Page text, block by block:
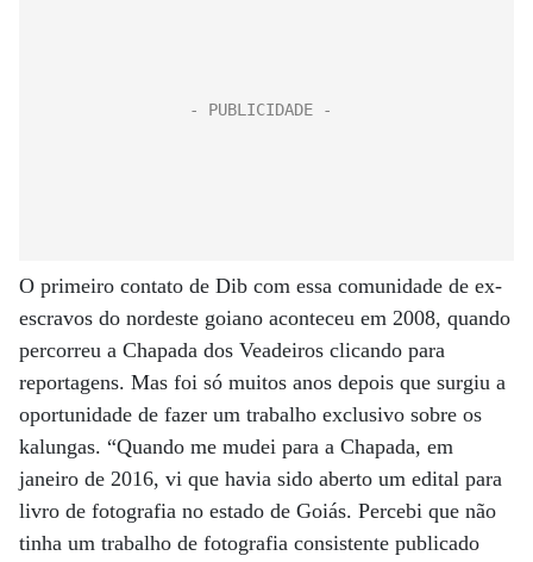
O primeiro contato de Dib com essa comunidade de ex-
escravos do nordeste goiano aconteceu em 2008, quando
percorreu a Chapada dos Veadeiros clicando para
reportagens. Mas foi só muitos anos depois que surgiu a
oportunidade de fazer um trabalho exclusivo sobre os
kalungas. “Quando me mudei para a Chapada, em
janeiro de 2016, vi que havia sido aberto um edital para
livro de fotografia no estado de Goiás. Percebi que não
tinha um trabalho de fotografia consistente publicado